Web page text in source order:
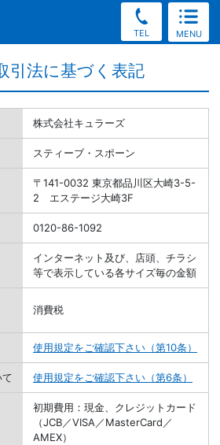
TEL MENU
引法に基づく表記
株式会社キュラーズ
スティーブ・スポーン
〒141-0032 東京都品川区大崎3-5-
2 エステージ大崎3F
0120-86-1092
インターネット及び、店頭、チラシ
等で表示している各サイズ毎の金額
消費税
使用規定をご確認下さい（第10条）
使用規定をご確認下さい（第6条）
初期費用：現金、クレジットカード
（JCB／VISA／MasterCard／
AMEX）